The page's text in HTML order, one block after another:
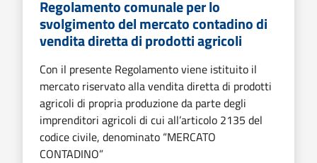
Regolamento comunale per lo
svolgimento del mercato contadino di
vendita diretta di prodotti agricoli
Con il presente Regolamento viene istituito il
mercato riservato alla vendita diretta di prodotti
agricoli di propria produzione da parte degli
imprenditori agricoli di cui all’articolo 2135 del
codice civile, denominato “MERCATO
CONTADINO”